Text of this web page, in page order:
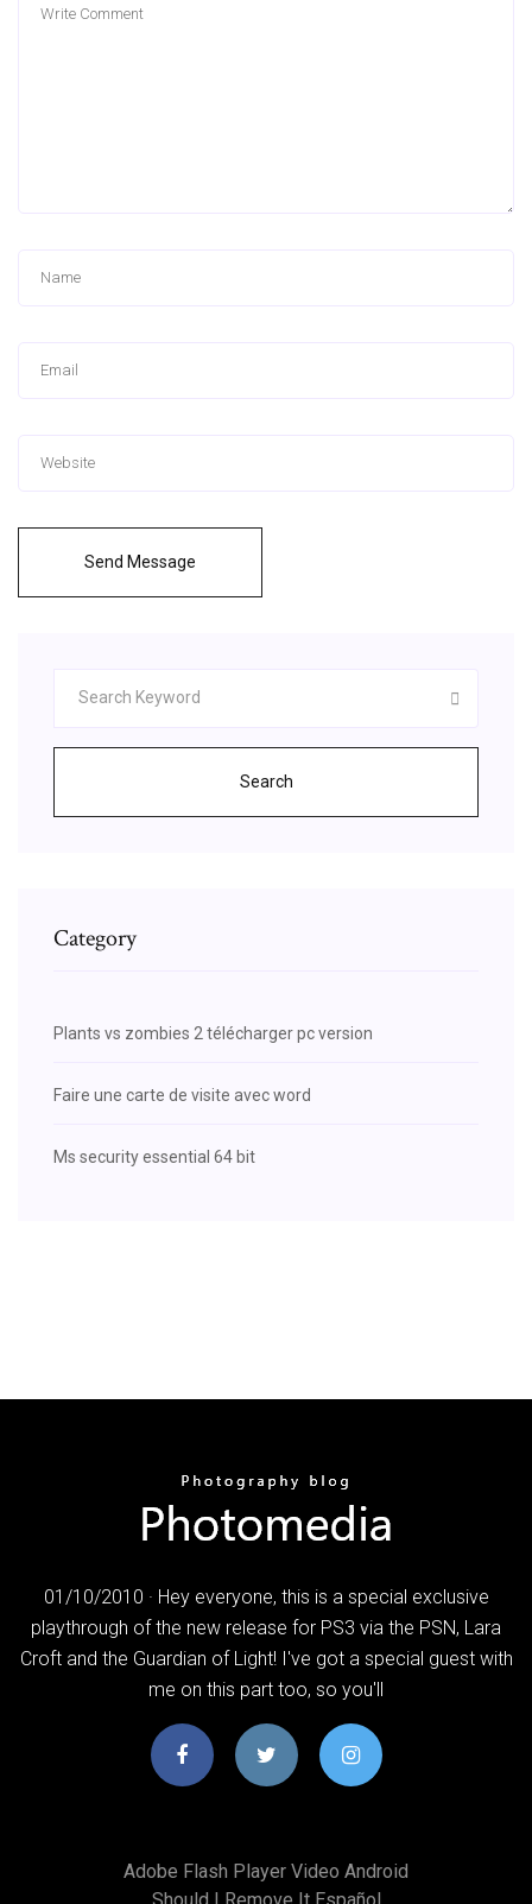
Send Message
Search
Category
Plants vs zombies 2 télécharger pc version
Faire une carte de visite avec word
Ms security essential 64 bit
01/10/2010 · Hey everyone, this is a special exclusive
playthrough of the new release for PS3 via the PSN, Lara
Croft and the Guardian of Light! I've got a special guest with
me on this part too, so you'll
Adobe Flash Player Video Android